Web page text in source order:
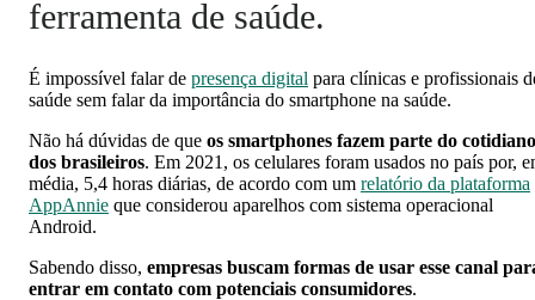
ferramenta de saúde.
É impossível falar de presença digital para clínicas e profissionais
saúde sem falar da importância do smartphone na saúde.
Não há dúvidas de que os smartphones fazem parte do cotidiano
dos brasileiros. Em 2021, os celulares foram usados no país por,
média, 5,4 horas diárias, de acordo com um relatório da plataforma
AppAnnie que considerou aparelhos com sistema operacional
Android.
Sabendo disso, empresas buscam formas de usar esse canal
entrar em contato com potenciais consumidores.